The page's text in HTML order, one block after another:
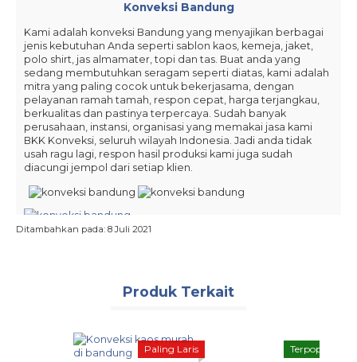
Konveksi Bandung
Kami adalah konveksi Bandung yang menyajikan berbagai
jenis kebutuhan Anda seperti sablon kaos, kemeja, jaket,
polo shirt, jas almamater, topi dan tas. Buat anda yang
sedang membutuhkan seragam seperti diatas, kami adalah
mitra yang paling cocok untuk bekerjasama, dengan
pelayanan ramah tamah, respon cepat, harga terjangkau,
berkualitas dan pastinya terpercaya. Sudah banyak
perusahaan, instansi, organisasi yang memakai jasa kami
BKK Konveksi, seluruh wilayah Indonesia. Jadi anda tidak
usah ragu lagi, respon hasil produksi kami juga sudah
diacungi jempol dari setiap klien.
Kebutuhan akan layanan konveksi semakin meningkat.
terkenal di Bandung untuk memenuhi kebutuhan
masyarakat. Tentu saja, konveksi kami memiliki kualitas
produk yang baik, pelayanan cepat, serta harga sangat
Ditambahkan pada: 8 Juli 2021
Produk Terkait
Paling Laris Terpopuler